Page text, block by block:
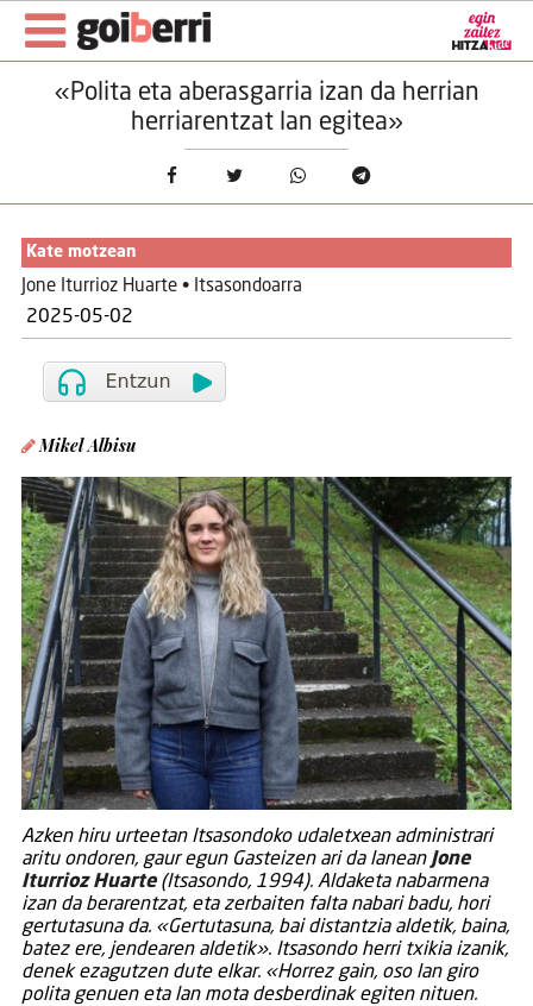
«Polita eta aberasgarria izan da herrian
herriarentzat lan egitea»
Kate motzean
Jone Iturrioz Huarte • Itsasondoarra
2025-05-02
Mikel Albisu
Azken hiru urteetan Itsasondoko udaletxean administrari
aritu ondoren, gaur egun Gasteizen ari da lanean Jone
Iturrioz Huarte(Itsasondo, 1994). Aldaketa nabarmena
izan da berarentzat, eta zerbaiten falta nabari badu, hori
gertutasuna da. «Gertutasuna, bai distantzia aldetik, baina,
batez ere, jendearen aldetik». Itsasondo herri txikia izanik,
denek ezagutzen dute elkar. «Horrez gain, oso lan giro
polita genuen eta lan mota desberdinak egiten nituen.